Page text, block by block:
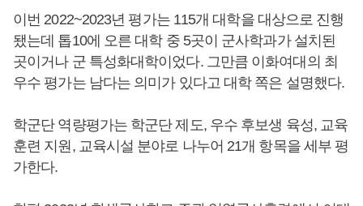
이번 2022~2023년 평가는 115개 대학을 대상으로 진행
됐는데 톱10에 오른 대학 중 5곳이 군사학과가 설치된
곳이거나 군 특성화대학이었다. 그만큼 이화여대의 최
우수 평가는 남다는 의미가 있다고 대학 쪽은 설명했다.
학군단 역량평가는 학군단 제도, 우수 후보생 육성, 교육
훈련 지원, 교육시설 분야로 나누어 21개 항목을 세부 평
가한다.